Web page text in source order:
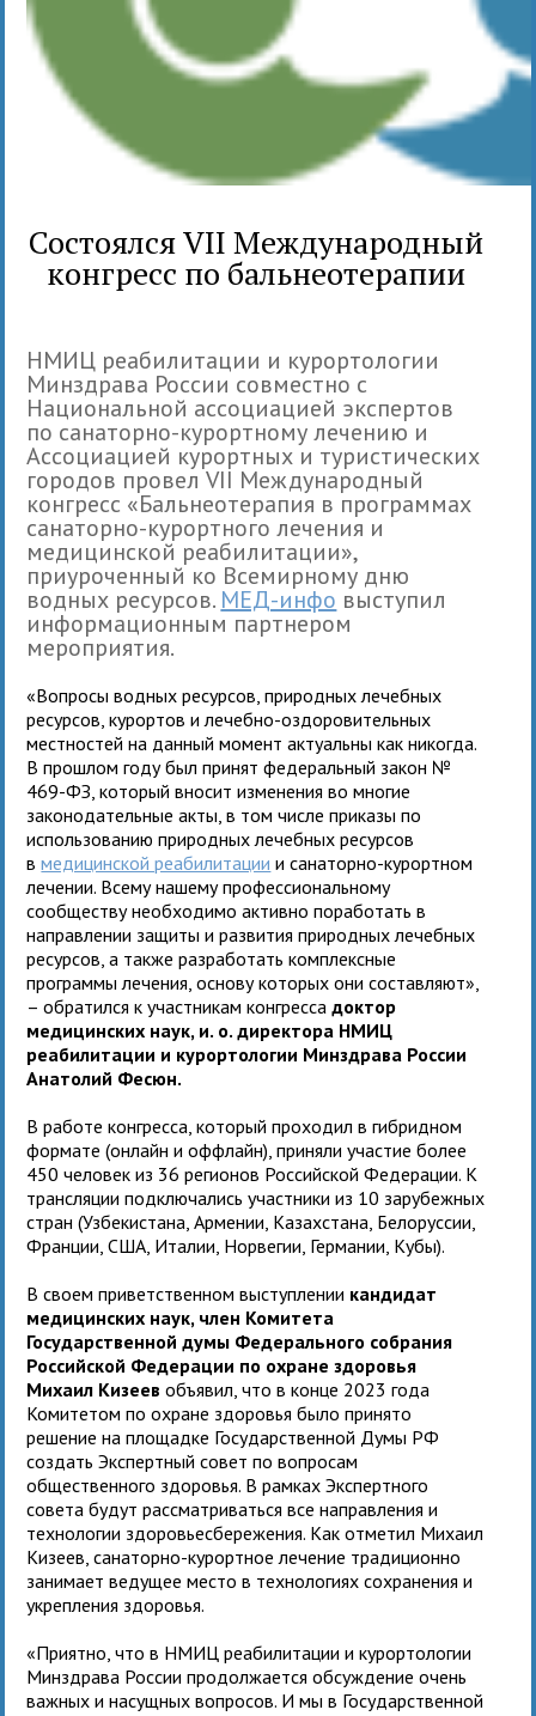
Состоялся VII Международный
конгресс по бальнеотерапии
НМИЦ реабилитации и курортологии
Минздрава России совместно с
Национальной ассоциацией экспертов
по санаторно-курортному лечению и
Ассоциацией курортных и туристических
городов провел VII Международный
конгресс «Бальнеотерапия в программах
санаторно-курортного лечения и
медицинской реабилитации»,
приуроченный ко Всемирному дню
водных ресурсов. МЕД-инфо выступил
информационным партнером
мероприятия.
«Вопросы водных ресурсов, природных лечебных
ресурсов, курортов и лечебно-оздоровительных
местностей на данный момент актуальны как никогда.
В прошлом году был принят федеральный закон №
469-ФЗ, который вносит изменения во многие
законодательные акты, в том числе приказы по
использованию природных лечебных ресурсов
вмедицинской реабилитации и санаторно-курортном
лечении. Всему нашему профессиональному
сообществу необходимо активно поработать в
направлении защиты и развития природных лечебных
ресурсов, а также разработать комплексные
программы лечения, основу которых они составляют»,
– обратился к участникам конгрессадоктор
медицинских наук, и. о. директора НМИЦ
реабилитации и курортологии Минздрава России
Анатолий Фесюн.
В работе конгресса, который проходил в гибридном
формате (онлайн и оффлайн), приняли участие более
450 человек из 36 регионов Российской Федерации. К
трансляции подключались участники из 10 зарубежных
стран (Узбекистана, Армении, Казахстана, Белоруссии,
Франции, США, Италии, Норвегии, Германии, Кубы).
В своем приветственном выступлении кандидат
медицинских наук, член Комитета
Государственной думы Федерального собрания
Российской Федерации по охране здоровья
Михаил Кизеев объявил, что в конце 2023 года
Комитетом по охране здоровья было принято
решение на площадке Государственной Думы РФ
создать Экспертный совет по вопросам
общественного здоровья. В рамках Экспертного
совета будут рассматриваться все направления и
технологии здоровьесбережения. Как отметил Михаил
Кизеев, санаторно-курортное лечение традиционно
занимает ведущее место в технологиях сохранения и
укрепления здоровья.
«Приятно, что в НМИЦ реабилитации и курортологии
Минздрава России продолжается обсуждение очень
важных и насущных вопросов. И мы в Государственной